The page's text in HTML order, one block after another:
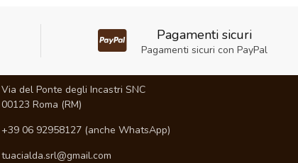
Pagamenti sicuri
Pagamenti sicuri con PayPal
Via del Ponte degli Incastri SNC
00123 Roma (RM)
+39 06 92958127 (anche WhatsApp)
tuacialda.srl@gmail.com